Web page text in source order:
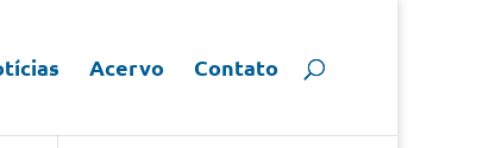
Acervo Contato